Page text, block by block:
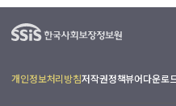
개인정보처리방침저작권정책뷰어다운로